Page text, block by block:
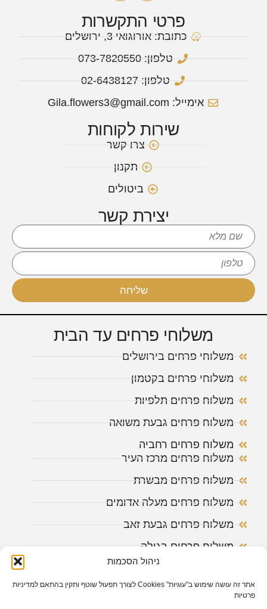
ניהול הסכמות
אתר זה עושה שימוש ב"עוגיות" Cookies לצורך תפעול שוטף ותקין בהתאם למדיניות
פרטיות
פרטי התקשרות
כתובת: אורוגואי 3, ירושלים
טלפון: 073-7820550
טלפון: 02-6438127
אימייל: Gila.flowers3@gmail.com
שירות לקוחות
צרו קשר
תקנון
ביטולים
יצירת קשר
שליחה
משלוחי פרחים עד הבית
משלוחי פרחים בירושלים
משלוחי פרחים בקטמון
משלוח פרחים תלפיות
משלוח פרחים גבעת משואה
משלוח פרחים רחביה
משלוח פרחים מרכז העיר
משלוח פרחים מבשרת
משלוח פרחים מעלה אדומים
משלוח פרחים גבעת זאב
משלוח פרחים בגילה
האתר נבנה ע"יweb4all הבית הישראלי לפרסום באינטרנט בע"מ